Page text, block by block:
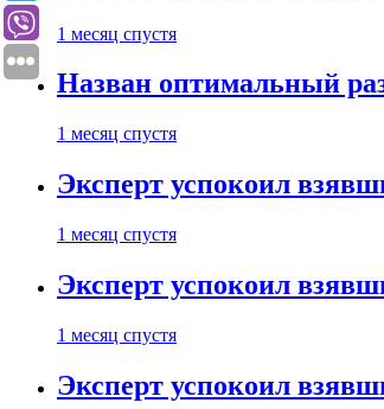
1 месяц спустя
Назван оптимальный
1 месяц спустя
Эксперт успокоил
1 месяц спустя
Эксперт успокоил
1 месяц спустя
Эксперт успокоил